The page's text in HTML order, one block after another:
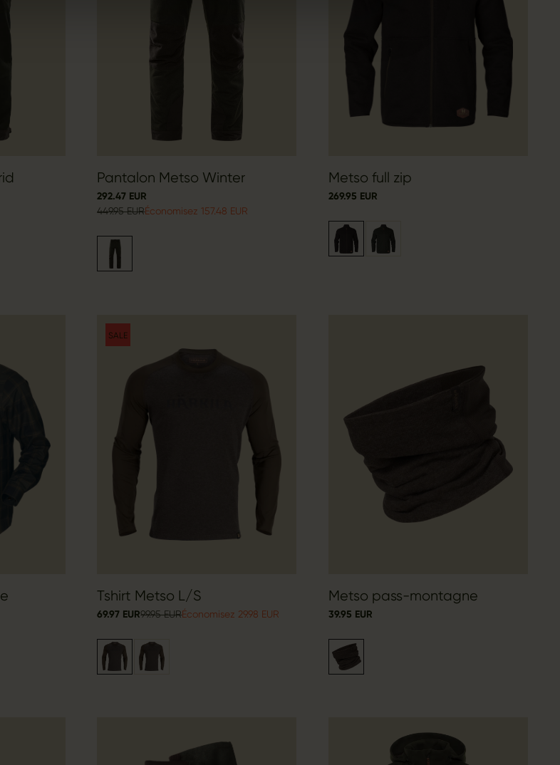
Pantalon Metso Winter
292.47 EUR
449.95 EURÉconomisez 157.48 EUR
Metso full zip
269.95 EUR
SALE
Tshirt Metso L/S
69.97 EUR99.95 EURÉconomisez 29.98 EUR
Metso pass-montagne
39.95 EUR